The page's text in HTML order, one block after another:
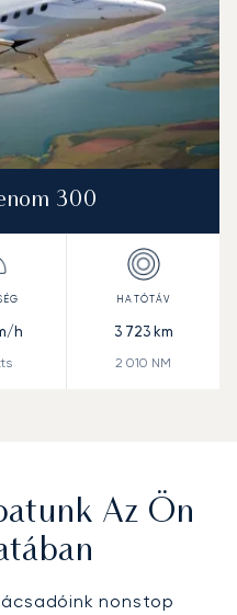
300
h 3 723km
2 010 NM
Az Ön
nonstop